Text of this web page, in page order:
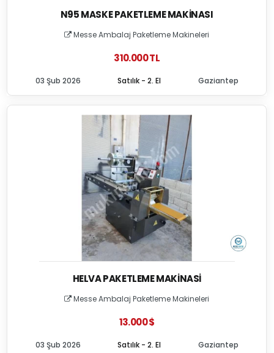
N95 MASKE PAKETLEME MAKINASI
Messe Ambalaj Paketleme Makineleri
310.000 TL
Satılık - 2. El
03 Şub 2026 Gaziantep
HELVA PAKETLEME MAKINASI
Messe Ambalaj Paketleme Makineleri
13.000 $
Satılık - 2. El
03 Şub 2026 Gaziantep